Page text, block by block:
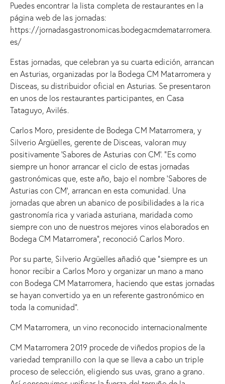
Puedes encontrar la lista completa de restaurantes en la
página web de las jornadas:
https://jornadasgastronomicas.bodegacmdematarromera.
es/
Estas jornadas, que celebran ya su cuarta edición, arrancan
en Asturias, organizadas por la Bodega CM Matarromera y
Disceas, su distribuidor oficial en Asturias. Se presentaron
en unos de los restaurantes participantes, en Casa
Tataguyo, Avilés.
Carlos Moro, presidente de Bodega CM Matarromera, y
Silverio Argüelles, gerente de Disceas, valoran muy
positivamente ‘Sabores de Asturias con CM’. “Es como
siempre un honor arrancar el ciclo de estas jornadas
gastronómicas que, este año, bajo el nombre ‘Sabores de
Asturias con CM’, arrancan en esta comunidad. Una
jornadas que abren un abanico de posibilidades a la rica
gastronomía rica y variada asturiana, maridada como
siempre con uno de nuestros mejores vinos elaborados en
Bodega CM Matarromera”, reconoció Carlos Moro.
Por su parte, Silverio Argüelles añadió que “siempre es un
honor recibir a Carlos Moro y organizar un mano a mano
con Bodega CM Matarromera, haciendo que estas jornadas
se hayan convertido ya en un referente gastronómico en
toda la comunidad”.
CM Matarromera, un vino reconocido internacionalmente
CM Matarromera 2019 procede de viñedos propios de la
variedad tempranillo con la que se lleva a cabo un triple
proceso de selección, eligiendo sus uvas, grano a grano.